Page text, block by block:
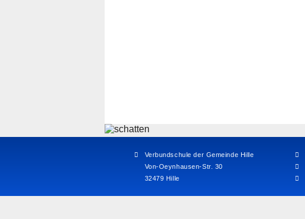
Verbundschule der Gemeinde Hille
Von-Oeynhausen-Str. 30
32479 Hille